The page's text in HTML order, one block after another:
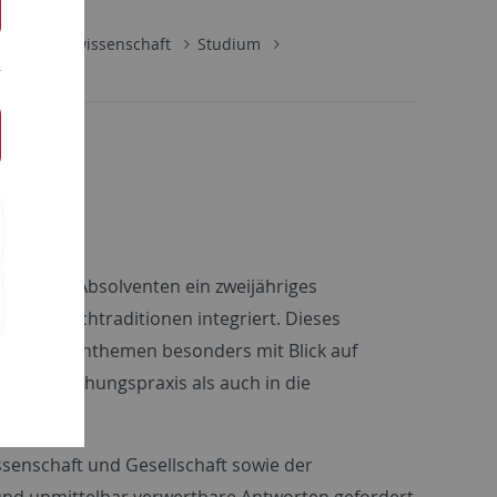
Medienwissenschaft
Studium
und -Absolventen ein zweijähriges
Fachtraditionen integriert. Dieses
Kernthemen besonders mit Blick auf
Forschungspraxis als auch in die
und Gesellschaft sowie der